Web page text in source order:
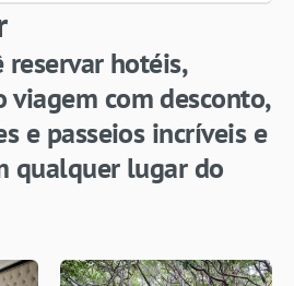
reservar hotéis,
viagem com desconto,
e passeios incríveis e
qualquer lugar do